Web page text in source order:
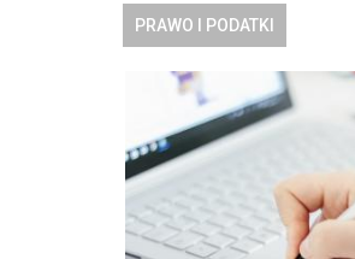
PRAWO I PODATKI